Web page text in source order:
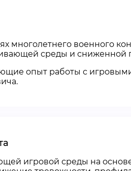
многолетнего военного
среды и сниженной
опыт работы с
игровой среды на